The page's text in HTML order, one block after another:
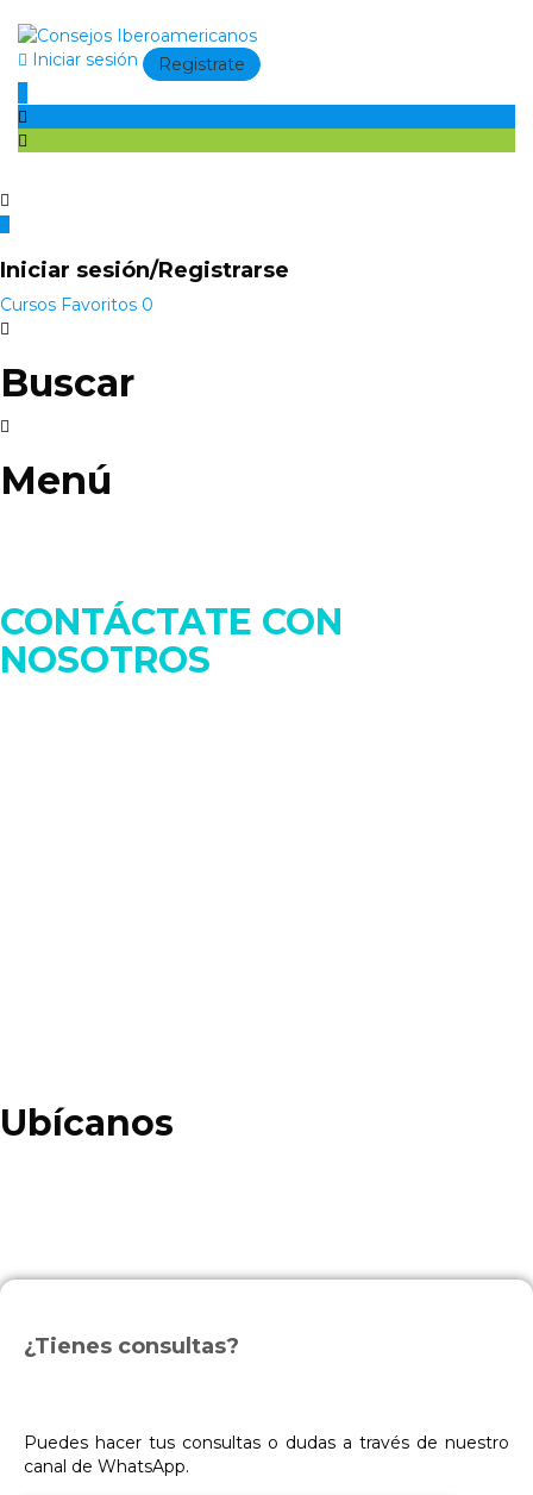
Iniciar sesión Registrate
Iniciar sesión/Registrarse
Cursos Favoritos 0
Buscar
Menú
CONTÁCTATE CON
NOSOTROS
Ubícanos
¿Tienes consultas?
Puedes hacer tus consultas o dudas a través de nuestro
canal de WhatsApp.